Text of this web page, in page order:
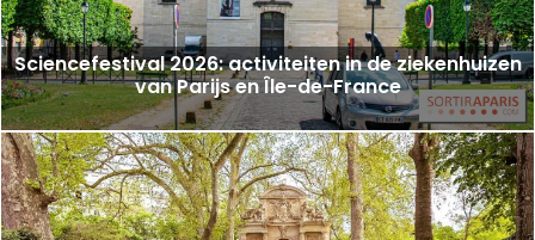
Sciencefestival 2026: activiteiten in de ziekenhuizen
van Parijs en Île-de-France